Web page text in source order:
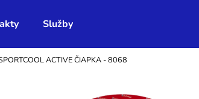
Služby
ACTIVE ČIAPKA - 8068
Čo potrebujete nájsť?